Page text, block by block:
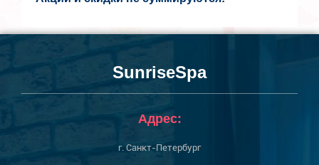
SunriseSpa
Адрес:
г. Санкт-Петербург